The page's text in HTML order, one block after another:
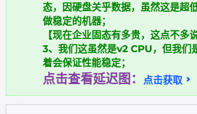
态，因硬盘关乎数据，虽然这是超
做稳定的机器；
【现在企业固态有多贵，这点不多说
3、我们这虽然是v2 CPU，但我们
着会保证性能稳定；
点击查看延迟图： 点击获取